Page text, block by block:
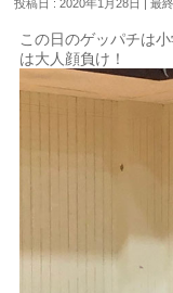
投稿日 : 2020年1月28日 最
この日のゲッパチは
は大人顔負け！